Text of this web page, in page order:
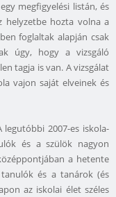
megfigyelési listán, és
helyzetbe hozta volna a
foglaltak alapján csak
úgy, hogy a vizsgáló
tagja is van. A vizsgálat
vajon saját elveinek és
2007-es iskola-
és a szülök nagyon
a hetente
és a tanárok (és
az iskolai élet széles